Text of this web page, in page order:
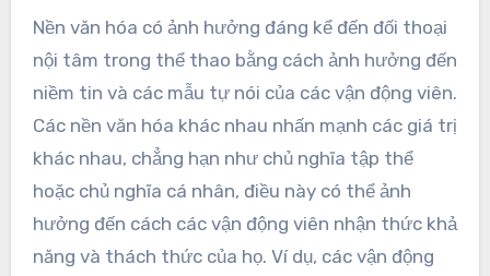
Nền văn hóa có ảnh hưởng đáng kể đến đối thoại
nội tâm trong thể thao bằng cách ảnh hưởng đến
niềm tin và các mẫu tự nói của các vận động viên.
Các nền văn hóa khác nhau nhấn mạnh các giá trị
khác nhau, chẳng hạn như chủ nghĩa tập thể
hoặc chủ nghĩa cá nhân, điều này có thể ảnh
hưởng đến cách các vận động viên nhận thức khả
năng và thách thức của họ. Ví dụ, các vận động